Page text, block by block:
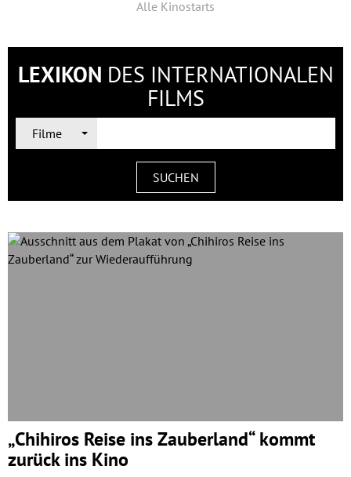
Alle Kinostarts
LEXIKON DES INTERNATIONALEN
FILMS
Filme
SUCHEN
„Chihiros Reise ins Zauberland“ kommt
zurück ins Kino